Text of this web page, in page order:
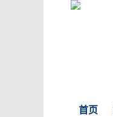
首页